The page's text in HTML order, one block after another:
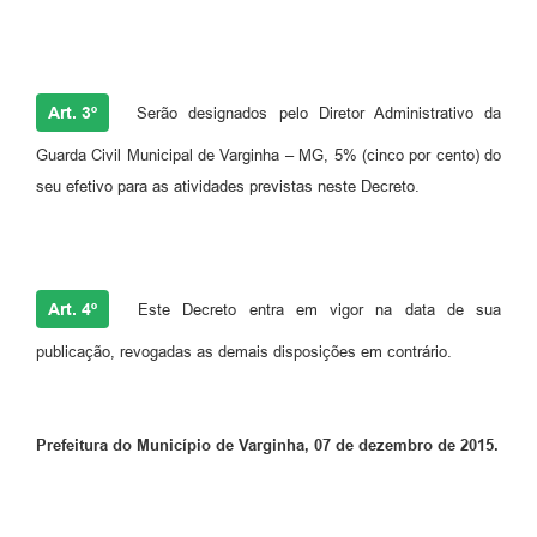
Art. 3º Serão designados pelo Diretor Administrativo da
Guarda Civil Municipal de Varginha – MG, 5% (cinco por cento) do
seu efetivo para as atividades previstas neste Decreto.
Art. 4º Este Decreto entra em vigor na data de sua
publicação, revogadas as demais disposições em contrário.
Prefeitura do Município de Varginha, 07 de dezembro de 2015.